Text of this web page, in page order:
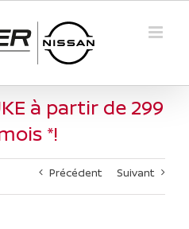
à partir de 299
*!
Précédent Suivant